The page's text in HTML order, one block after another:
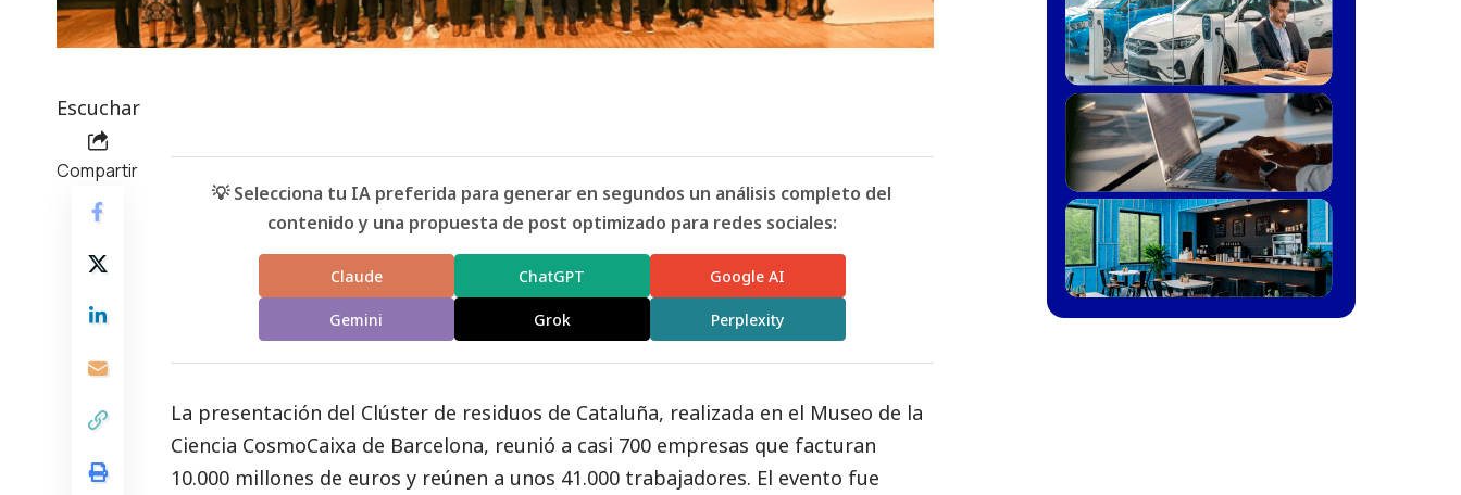
Escuchar
Compartir
💡 Selecciona tu IA preferida para generar en segundos un análisis completo del
contenido y una propuesta de post optimizado para redes sociales:
Claude ChatGPT Google AI
Gemini Grok Perplexity
La presentación del Clúster de residuos de Cataluña, realizada en el Museo de la
Ciencia CosmoCaixa de Barcelona, reunió a casi 700 empresas que facturan
10.000 millones de euros y reúnen a unos 41.000 trabajadores. El evento fue